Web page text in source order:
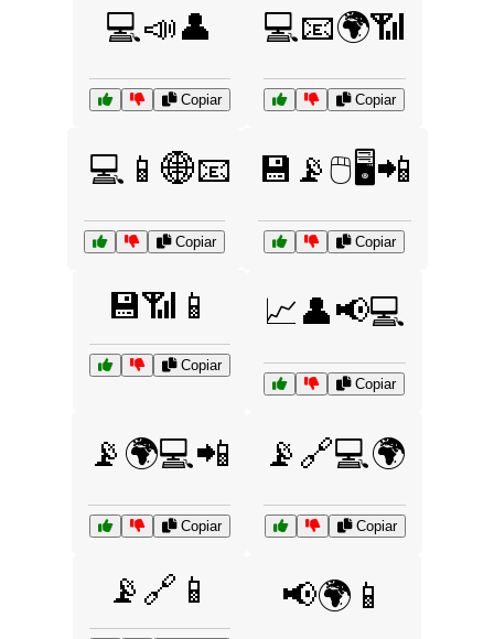
💻📣👤
Copiar
💻📧🌍📶
Copiar
💻📱🌐📧
Copiar
💾📡🖱️🖥️📲
Copiar
💾📶📱
Copiar
📈👤📢💻
Copiar
📡🌍💻📲
Copiar
📡🔗💻🌍
Copiar
📡🔗📱 📢🌍📱